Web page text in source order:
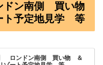
ドン南側 買い物
ト予定地見学 等
】 ロンドン南側 買い物 ＆